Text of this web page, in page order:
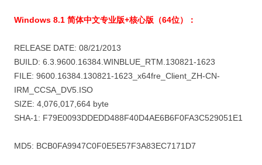
Windows 8.1 简体中文专业版+核心版（64位）：
RELEASE DATE: 08/21/2013
BUILD: 6.3.9600.16384.WINBLUE_RTM.130821-1623
FILE: 9600.16384.130821-1623_x64fre_Client_ZH-CN-
IRM_CCSA_DV5.ISO
SIZE: 4,076,017,664 byte
SHA-1: F79E0093DDEDD488F40D4AE6B6F0FA3C529051E1
MD5: BCB0FA9947C0F0E5E57F3A83EC7171D7